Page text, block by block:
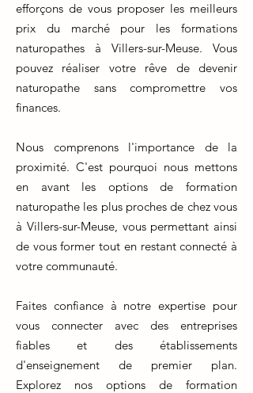
efforçons de vous proposer les meilleurs
prix du marché pour les formations
naturopathes à Villers-sur-Meuse. Vous
pouvez réaliser votre rêve de devenir
naturopathe sans compromettre vos
finances.
Nous comprenons l'importance de la
proximité. C'est pourquoi nous mettons
en avant les options de formation
naturopathe les plus proches de chez vous
à Villers-sur-Meuse, vous permettant ainsi
de vous former tout en restant connecté à
votre communauté.
Faites confiance à notre expertise pour
vous connecter avec des entreprises
fiables et des établissements
d'enseignement de premier plan.
Explorez nos options de formation